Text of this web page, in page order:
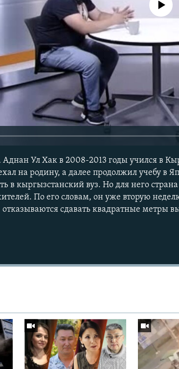
No media source
Ул Хак в 2008-2013 годы учился в
на родину, а далее продолжил учебу в
в кыргызстанский вуз. Но для него
По его словам, он уже вторую
сдавать квадратные метры